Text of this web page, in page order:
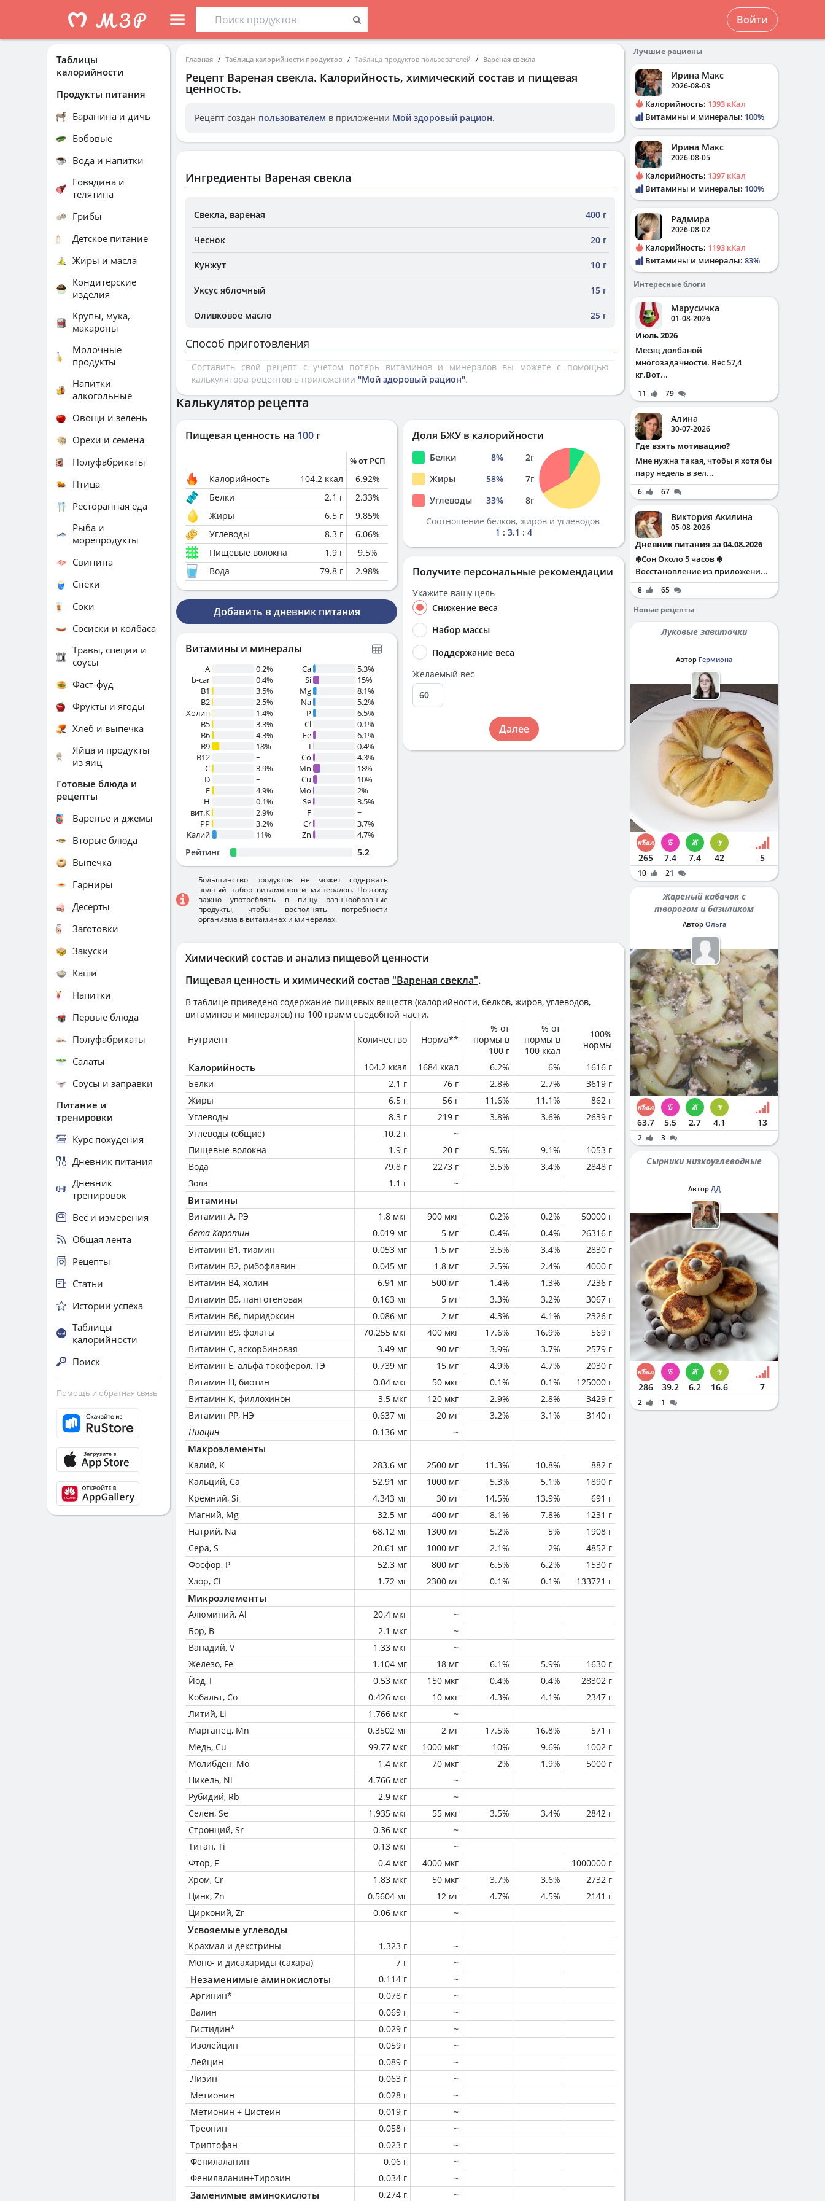
Войти
Главная Таблица калорийности продуктов Таблица продуктов пользователей Вареная свекла
Рецепт Вареная свекла. Калорийность, химический состав и пищевая
ценность.
Рецепт создан пользователем в приложении Мой здоровый рацион.
Ингредиенты Вареная свекла
Свекла, вареная 400 г
Чеснок 20 г
Кунжут 10 г
Уксус яблочный 15 г
Оливковое масло 25 г
Способ приготовления
Составить свой рецепт с учетом потерь витаминов и минералов вы можете с помощью
калькулятора рецептов в приложении "Мой здоровый рацион".
Химический состав и анализ пищевой ценности
Пищевая ценность и химический состав "Вареная свекла".
В таблице приведено содержание пищевых веществ (калорийности, белков, жиров, углеводов,
витаминов и минералов) на 100 грамм съедобной части.
Нутриент Количество Норма**
% от
нормы в
100 г
% от
нормы в
100 ккал
100%
нормы
Калорийность 104.2 ккал 1684 ккал 6.2% 6%
1616 г
Белки
2.1 г 76 г 2.8% 2.7%
3619 г
Жиры
6.5 г 56 г 11.6% 11.1%
862 г
Углеводы
8.3 г 219 г 3.8% 3.6%
2639 г
Углеводы (общие)
10.2 г
~
Пищевые волокна
1.9 г 20 г 9.5% 9.1%
1053 г
Вода
79.8 г 2273 г 3.5% 3.4%
2848 г
Зола
1.1 г ~
Витамины
Витамин А, РЭ 1.8 мкг 900 мкг 0.2% 0.2%
50000 г
бета Каротин
0.019 мг 5 мг 0.4% 0.4%
26316 г
Витамин В1, тиамин
0.053 мг 1.5 мг 3.5% 3.4%
2830 г
Витамин В2, рибофлавин
0.045 мг 1.8 мг 2.5% 2.4%
4000 г
Витамин В4, холин
6.91 мг 500 мг 1.4% 1.3%
7236 г
Витамин В5, пантотеновая
0.163 мг 5 мг 3.3% 3.2%
3067 г
Витамин В6, пиридоксин
0.086 мг 2 мг 4.3% 4.1%
2326 г
Витамин В9, фолаты
70.255 мкг 400 мкг 17.6% 16.9%
569 г
Витамин C, аскорбиновая
3.49 мг 90 мг 3.9% 3.7%
2579 г
Витамин Е, альфа токоферол, ТЭ
0.739 мг 15 мг 4.9% 4.7%
2030 г
Витамин Н, биотин
0.04 мкг 50 мкг 0.1% 0.1%
125000 г
Витамин К, филлохинон
3.5 мкг 120 мкг 2.9% 2.8%
3429 г
Витамин РР, НЭ
0.637 мг 20 мг 3.2% 3.1%
3140 г
Ниацин
0.136 мг ~
Макроэлементы
Калий, K 283.6 мг 2500 мг 11.3% 10.8%
882 г
Кальций, Ca
52.91 мг 1000 мг 5.3% 5.1%
1890 г
Кремний, Si
4.343 мг 30 мг 14.5% 13.9%
691 г
Магний, Mg
32.5 мг 400 мг 8.1% 7.8%
1231 г
Натрий, Na
68.12 мг 1300 мг 5.2% 5%
1908 г
Сера, S
20.61 мг 1000 мг 2.1% 2%
4852 г
Фосфор, P
52.3 мг 800 мг 6.5% 6.2%
1530 г
Хлор, Cl
1.72 мг 2300 мг 0.1% 0.1% 133721 г
Микроэлементы
Алюминий, Al 20.4 мкг
~
Бор, B
2.1 мкг
~
Ванадий, V
1.33 мкг
~
Железо, Fe
1.104 мг 18 мг 6.1% 5.9%
1630 г
Йод, I
0.53 мкг 150 мкг 0.4% 0.4%
28302 г
Кобальт, Co
0.426 мкг 10 мкг 4.3% 4.1%
2347 г
Литий, Li
1.766 мкг
~
Марганец, Mn
0.3502 мг 2 мг 17.5% 16.8%
571 г
Медь, Cu
99.77 мкг 1000 мкг 10% 9.6%
1002 г
Молибден, Mo
1.4 мкг 70 мкг 2% 1.9%
5000 г
Никель, Ni
4.766 мкг
~
Рубидий, Rb
2.9 мкг
~
Селен, Se
1.935 мкг 55 мкг 3.5% 3.4%
2842 г
Стронций, Sr
0.36 мкг
~
Титан, Ti
0.13 мкг
~
Фтор, F
0.4 мкг 4000 мкг
1000000 г
Хром, Cr
1.83 мкг 50 мкг 3.7% 3.6%
2732 г
Цинк, Zn
0.5604 мг 12 мг 4.7% 4.5%
2141 г
Цирконий, Zr
0.06 мкг ~
Усвояемые углеводы
Крахмал и декстрины 1.323 г
~
Моно- и дисахариды (сахара)
7 г ~
Незаменимые аминокислоты 0.114 г
~
Аргинин*
0.078 г
~
Валин
0.069 г
~
Гистидин*
0.029 г
~
Изолейцин
0.059 г
~
Лейцин
0.089 г
~
Лизин
0.063 г
~
Метионин
0.028 г
~
Метионин + Цистеин
0.019 г
~
Треонин
0.058 г
~
Триптофан
0.023 г
~
Фенилаланин
0.06 г
~
Фенилаланин+Тирозин
0.034 г ~
Заменимые аминокислоты 0.274 г ~
Калькулятор рецепта
Пищевая ценность на 100 г
% от РСП
Калорийность 104.2 ккал 6.92%
Белки
2.1 г 2.33%
Жиры
6.5 г 9.85%
Углеводы
8.3 г 6.06%
Пищевые волокна
1.9 г 9.5%
Вода
79.8 г 2.98%
Добавить в дневник питания
Витамины и минералы
A
0.2%
b-car
0.4%
В1
3.5%
B2
2.5%
Холин
1.4%
B5
3.3%
B6
4.3%
B9
18%
B12
~
C
3.9%
D
~
E
4.9%
H
0.1%
вит.К
2.9%
PP
3.2%
Калий
11%
Ca
5.3%
Si
15%
Mg
8.1%
Na
5.2%
P
6.5%
Cl
0.1%
Fe
6.1%
I
0.4%
Co
4.3%
Mn
18%
Cu
10%
Mo
2%
Se
3.5%
F
~
Cr
3.7%
Zn
4.7%
Рейтинг 5.2
Большинство продуктов не может содержать
полный набор витаминов и минералов. Поэтому
важно употреблять в пищу разннообразные
продукты, чтобы восполнять потребности
организма в витаминах и минералах.
Доля БЖУ в калорийности
Белки 8% 2г
Жиры
58% 7г
Углеводы
33% 8г
Соотношение белков, жиров и углеводов
1 : 3.1 : 4
Получите персональные рекомендации
Укажите вашу цель
Снижение веса
Набор массы
Поддержание веса
Желаемый вес
Далее
Таблицы
калорийности
Продукты питания
Баранина и дичь
Бобовые
Вода и напитки
Говядина и
телятина
Грибы
Детское питание
Жиры и масла
Кондитерские
изделия
Крупы, мука,
макароны
Молочные
продукты
Напитки
алкогольные
Овощи и зелень
Орехи и семена
Полуфабрикаты
Птица
Ресторанная еда
Рыба и
морепродукты
Свинина
Снеки
Соки
Сосиски и колбаса
Травы, специи и
соусы
Фаст-фуд
Фрукты и ягоды
Хлеб и выпечка
Яйца и продукты
из яиц
Готовые блюда и
рецепты
Варенье и джемы
Вторые блюда
Выпечка
Гарниры
Десерты
Заготовки
Закуски
Каши
Напитки
Первые блюда
Полуфабрикаты
Салаты
Соусы и заправки
Питание и
тренировки
Курс похудения
Дневник питания
Дневник
тренировок
Вес и измерения
Общая лента
Рецепты
Статьи
Истории успеха
Таблицы
калорийности
Поиск
Помощь и обратная связь
Лучшие рационы
Ирина Макс
2026-08-03
Калорийность: 1393 кКал
Витамины и минералы: 100%
Ирина Макс
2026-08-05
Калорийность: 1397 кКал
Витамины и минералы: 100%
Радмира
2026-08-02
Калорийность: 1193 кКал
Витамины и минералы: 83%
Интересные блоги
Марусичка
01-08-2026
Июль 2026
Месяц долбаной
многозадачности. Вес 57,4
кг.Вот...
11 79
Алина
30-07-2026
Где взять мотивацию?
Мне нужна такая, чтобы я хотя бы
пару недель в зел...
6 67
Виктория Акилина
05-08-2026
Дневник питания за 04.08.2026
❄️Сон Около 5 часов ❄️
Восстановление из приложени...
8
65
Новые рецепты
Луковые завиточки
Автор Гермиона
265 7.4 7.4 42 5
10 21
Жареный кабачок с
творогом и базиликом
Автор Ольга
63.7 5.5 2.7 4.1 13
2 3
Сырники низкоуглеводные
Автор ДД
286 39.2 6.2 16.6 7
2 1